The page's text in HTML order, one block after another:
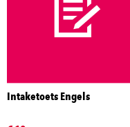
Intaketoets Engels